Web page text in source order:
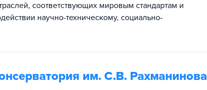
соответствующих мировым стандартам и
научно-техническому, социально-
им. С.В. Рахманинова